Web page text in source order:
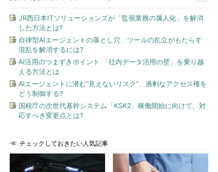
て見方を説明していく。
「要約ビュー」でパフォーマンスのグラフのみ表示するには
タスクマネージャーの［
トでパフォーマンスのグラフの他にも、さまざまな情報が併せて
表示される。しかし、性能だけ注視したいのでグラフのみ表示さ
せたい、という場合もあるだろう。
そのようなときにはパフォーマンスの数値あるいはグラフのみ
を表示する「要約ビュー
されているグラフ部分をダブルクリックすると、そのリソースの
グラフだけが表示される。
JR西日本ITソリューションズが「監視業務の属人化」を解消
した方法とは?
自律型AIエージェントの落とし穴、ツールの乱立がもたらす
混乱を解消するには?
AI活用のつまずきポイント 「社内データ活用の壁」を乗り越
える方法とは
AIエージェントに潜む“見えないリスク”、過剰なアクセス権を
どう制御する?
国税庁の次世代基幹システム「KSK2」稼働開始に向けて、対
応すべき変更点とは?
チェックしておきたい人気記事